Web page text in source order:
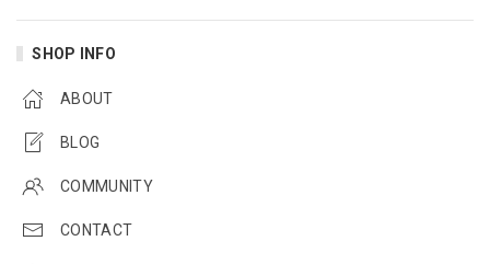
SHOP INFO
ABOUT
BLOG
COMMUNITY
CONTACT